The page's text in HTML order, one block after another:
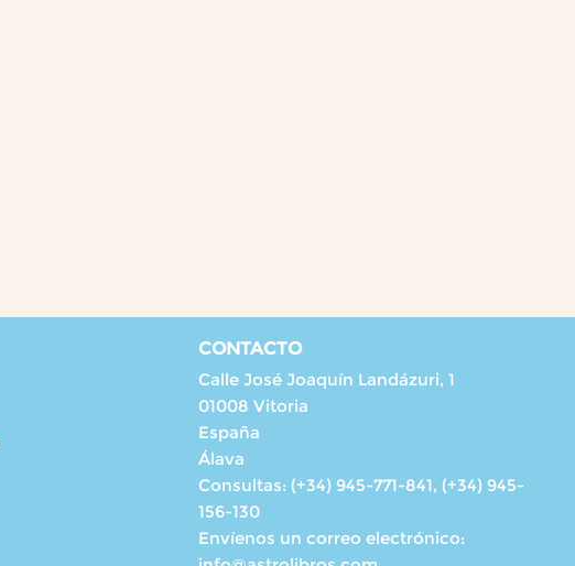
CONTACTO
Calle José Joaquín Landázuri, 1
01008 Vitoria
España
Álava
Consultas: (+34) 945-771-841, (+34) 945-
156-130
Envíenos un correo electrónico: